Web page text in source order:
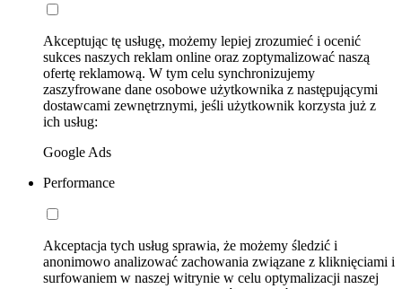
Akceptując tę usługę, możemy lepiej zrozumieć i ocenić
sukces naszych reklam online oraz zoptymalizować naszą
ofertę reklamową. W tym celu synchronizujemy
zaszyfrowane dane osobowe użytkownika z następującymi
dostawcami zewnętrznymi, jeśli użytkownik korzysta już z
ich usług:
Google Ads
Performance
Akceptacja tych usług sprawia, że możemy śledzić i
anonimowo analizować zachowania związane z kliknięciami i
surfowaniem w naszej witrynie w celu optymalizacji naszej